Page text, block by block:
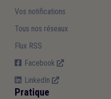
Vos notifications
Tous nos réseaux
Flux RSS
Facebook
LinkedIn
Pratique